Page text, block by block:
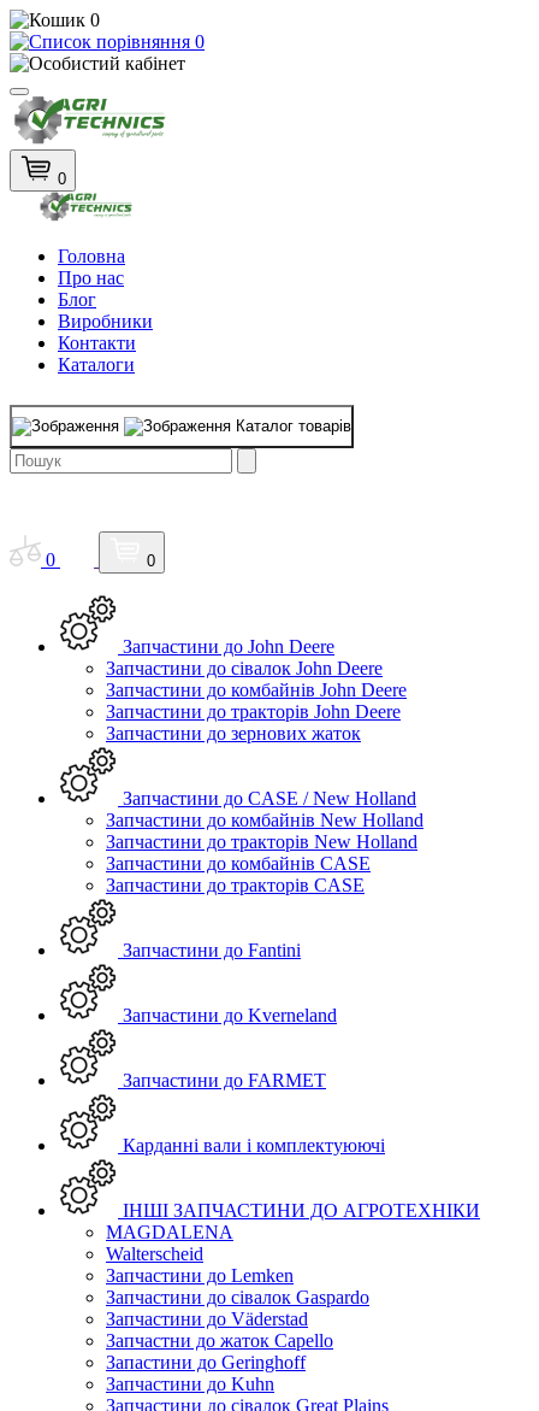
0
0
0
Головна
Про нас
Блог
Виробники
Контакти
Каталоги
Каталог товарів
0 0
Запчастини до John Deere
Запчастини до сівалок John Deere
Запчастини до комбайнів John Deere
Запчастини до тракторів John Deere
Запчастини до зернових жаток
Запчастини до CASE / New Holland
Запчастини до комбайнів New Holland
Запчастини до тракторів New Holland
Запчастини до комбайнів CASE
Запчастини до тракторів CASE
Запчастини до Fantini
Запчастини до Kverneland
Запчастини до FARMET
Карданні вали і комплектуюючі
ІНШІ ЗАПЧАСТИНИ ДО АГРОТЕХНІКИ
MAGDALENA
Walterscheid
Запчастини до Lemken
Запчастини до сівалок Gaspardo
Запчастини до Väderstad
Запчастни до жаток Capello
Запастини до Geringhoff
Запчастини до Kuhn
Запчастини до сівалок Great Plains